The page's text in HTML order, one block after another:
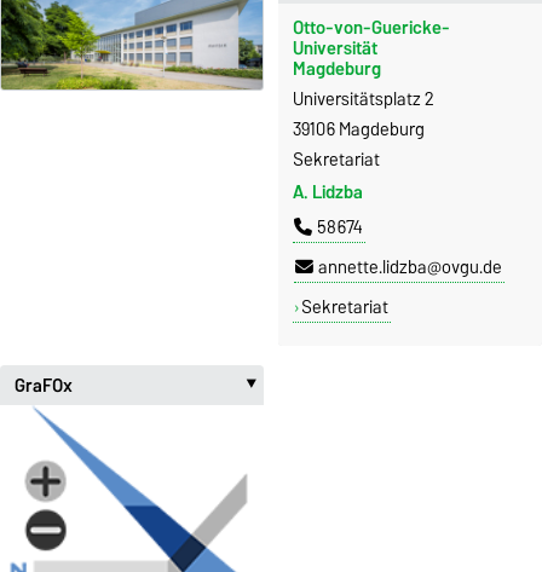
Otto-von-Guericke-
Universität
Magdeburg
Universitätsplatz 2
39106 Magdeburg
Sekretariat
A. Lidzba
58674
annette.lidzba@ovgu.de
Sekretariat
GraFOx ‣